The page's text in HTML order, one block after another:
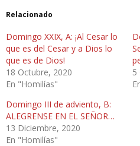
Relacionado
Domingo XXIX, A: ¡Al Cesar lo
que es del Cesar y a Dios lo
que es de Dios!
18 Octubre, 2020
En "Homilías"
5
Domingo III de adviento, B:
ALEGRENSE EN EL SEÑOR…
13 Diciembre, 2020
En "Homilías"